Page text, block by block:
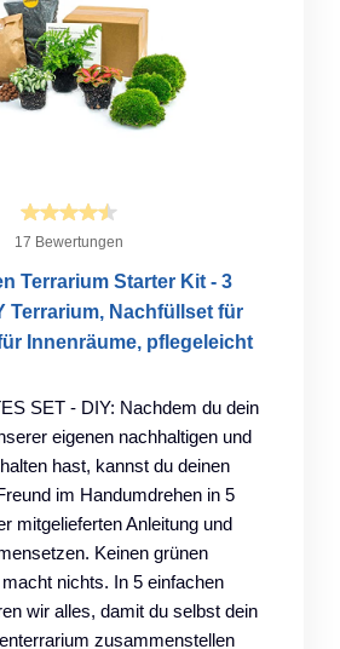
17 Bewertungen
Terrarium Starter Kit - 3
Terrarium, Nachfüllset für
Innenräume, pflegeleicht
SET - DIY: Nachdem du dein
eigenen nachhaltigen und
hast, kannst du deinen
im Handumdrehen in 5
mitgelieferten Anleitung und
Keinen grünen
nichts. In 5 einfachen
wir alles, damit du selbst dein
zusammenstellen